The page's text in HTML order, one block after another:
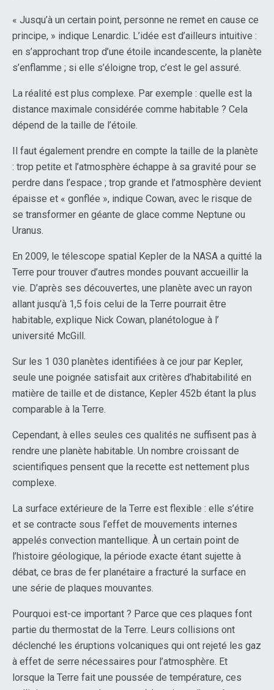
« Jusqu’à un certain point, personne ne remet en cause ce
principe, » indique Lenardic. L’idée est d’ailleurs intuitive :
en s’approchant trop d’une étoile incandescente, la planète
s’enflamme ; si elle s’éloigne trop, c’est le gel assuré.
La réalité est plus complexe. Par exemple : quelle est la
distance maximale considérée comme habitable ? Cela
dépend de la taille de l’étoile.
Il faut également prendre en compte la taille de la planète
: trop petite et l’atmosphère échappe à sa gravité pour se
perdre dans l’espace ; trop grande et l’atmosphère devient
épaisse et « gonflée », indique Cowan, avec le risque de
se transformer en géante de glace comme Neptune ou
Uranus.
En 2009, le télescope spatial Kepler de la NASA a quitté la
Terre pour trouver d’autres mondes pouvant accueillir la
vie. D’après ses découvertes, une planète avec un rayon
allant jusqu’à 1,5 fois celui de la Terre pourrait être
habitable, explique Nick Cowan, planétologue à l’
université McGill.
Sur les 1 030 planètes identifiées à ce jour par Kepler,
seule une poignée satisfait aux critères d’habitabilité en
matière de taille et de distance, Kepler 452b étant la plus
comparable à la Terre.
Cependant, à elles seules ces qualités ne suffisent pas à
rendre une planète habitable. Un nombre croissant de
scientifiques pensent que la recette est nettement plus
complexe.
La surface extérieure de la Terre est flexible : elle s’étire
et se contracte sous l’effet de mouvements internes
appelés convection mantellique. À un certain point de
l’histoire géologique, la période exacte étant sujette à
débat, ce bras de fer planétaire a fracturé la surface en
une série de plaques mouvantes.
Pourquoi est-ce important ? Parce que ces plaques font
partie du thermostat de la Terre. Leurs collisions ont
déclenché les éruptions volcaniques qui ont rejeté les gaz
à effet de serre nécessaires pour l’atmosphère. Et
lorsque la Terre fait une poussée de température, ces